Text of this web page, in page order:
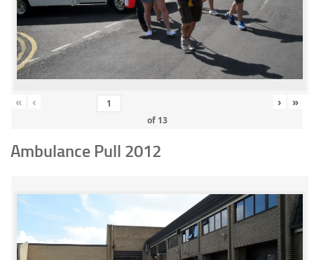
« ‹
of 13
› »
Ambulance Pull 2012